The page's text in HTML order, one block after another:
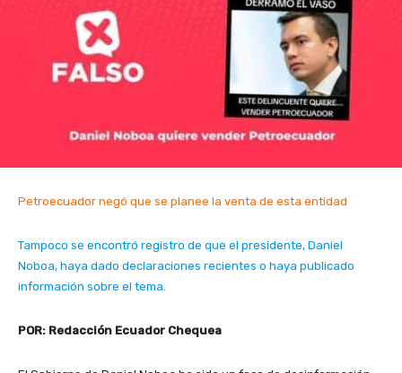
Petroecuador negó que se planee la venta de esta entidad
Tampoco se encontró registro de que el presidente, Daniel
Noboa, haya dado declaraciones recientes o haya publicado
información sobre el tema.
POR: Redacción Ecuador Chequea